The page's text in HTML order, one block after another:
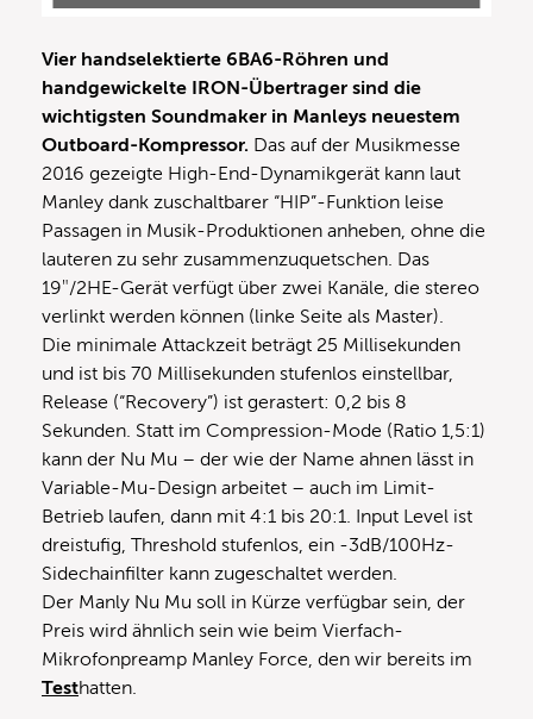
Vier handselektierte 6BA6-Röhren und
handgewickelte IRON-Übertrager sind die
wichtigsten Soundmaker in Manleys neuestem
Outboard-Kompressor. Das auf der Musikmesse
2016 gezeigte High-End-Dynamikgerät kann laut
Manley dank zuschaltbarer “HIP”-Funktion leise
Passagen in Musik-Produktionen anheben, ohne die
lauteren zu sehr zusammenzuquetschen. Das
19″/2HE-Gerät verfügt über zwei Kanäle, die stereo
verlinkt werden können (linke Seite als Master).
Die minimale Attackzeit beträgt 25 Millisekunden
und ist bis 70 Millisekunden stufenlos einstellbar,
Release (“Recovery”) ist gerastert: 0,2 bis 8
Sekunden. Statt im Compression-Mode (Ratio 1,5:1)
kann der Nu Mu – der wie der Name ahnen lässt in
Variable-Mu-Design arbeitet – auch im Limit-
Betrieb laufen, dann mit 4:1 bis 20:1. Input Level ist
dreistufig, Threshold stufenlos, ein -3dB/100Hz-
Sidechainfilter kann zugeschaltet werden.
Der Manly Nu Mu soll in Kürze verfügbar sein, der
Preis wird ähnlich sein wie beim Vierfach-
Mikrofonpreamp Manley Force, den wir bereits im
Testhatten.